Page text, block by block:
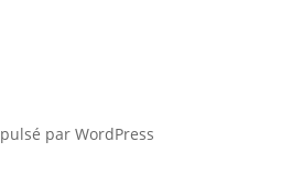
par WordPress